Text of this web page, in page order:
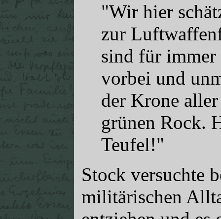
"Wir hier
zur
sind für
vorbei und
der Krone
grünen Rock.
Teufel!"
Stock versuchte
militärischen